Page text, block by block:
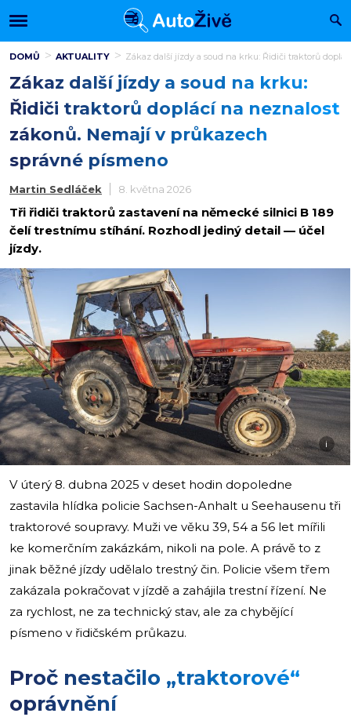
DOMŮ AKTUALITY Zákaz další jízdy a soud na krku: Řidiči traktorů
Zákaz další jízdy a soud na krku:
Řidiči traktorů doplácí na neznalost
zákonů. Nemají v průkazech
správné písmeno
Martin Sedláček 8. května 2026
Tři řidiči traktorů zastavení na německé silnici B 189
čelí trestnímu stíhání. Rozhodl jediný detail — účel
jízdy.
i
V úterý 8. dubna 2025 v deset hodin dopoledne
zastavila hlídka policie Sachsen-Anhalt u Seehausenu tři
traktorové soupravy. Muži ve věku 39, 54 a 56 let mířili
ke komerčním zakázkám, nikoli na pole. A právě to z
jinak běžné jízdy udělalo trestný čin. Policie všem třem
zakázala pokračovat v jízdě a zahájila trestní řízení. Ne
za rychlost, ne za technický stav, ale za chybějící
písmeno v řidičském průkazu.
Proč nestačilo „traktorové“
oprávnění